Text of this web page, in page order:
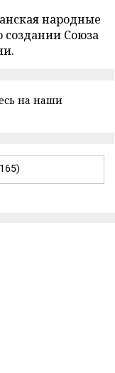
народные
создании Союза
на наши